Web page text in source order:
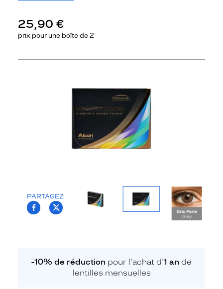
25,90 €
prix pour une boîte de 2
Précédent
PARTAGEZ
-10% de réduction pour l'achat d'1 an de
lentilles mensuelles